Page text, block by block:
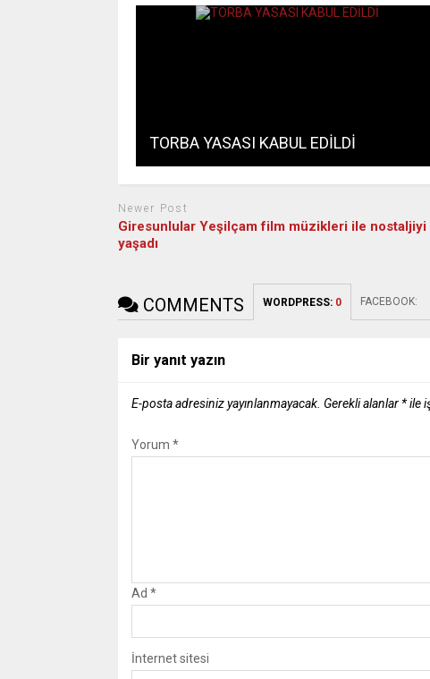
TORBA YASASI KABUL EDİLDİ
Newer Post
Giresunlular Yeşilçam film müzikleri ile nostaljiyi
yaşadı
COMMENTS WORDPRESS: 0 FACEBOOK:
Bir yanıt yazın
E-posta adresiniz yayınlanmayacak. Gerekli alanlar *ile
Yorum *
Ad *
İnternet sitesi